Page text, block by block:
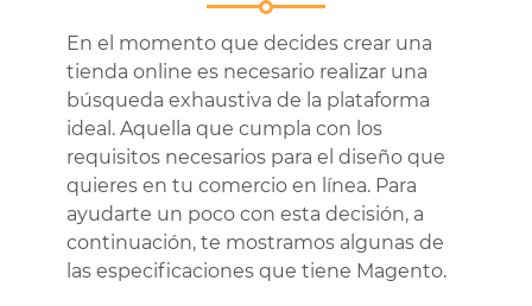
En el momento que decides crear una
tienda online es necesario realizar una
búsqueda exhaustiva de la plataforma
ideal. Aquella que cumpla con los
requisitos necesarios para el diseño que
quieres en tu comercio en línea. Para
ayudarte un poco con esta decisión, a
continuación, te mostramos algunas de
las especificaciones que tiene Magento.